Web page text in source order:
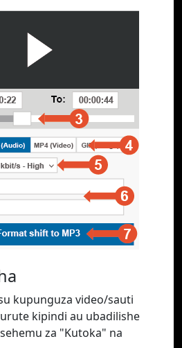
kupunguza video/sauti
kipindi au ubadilishe
za "Kutoka" na